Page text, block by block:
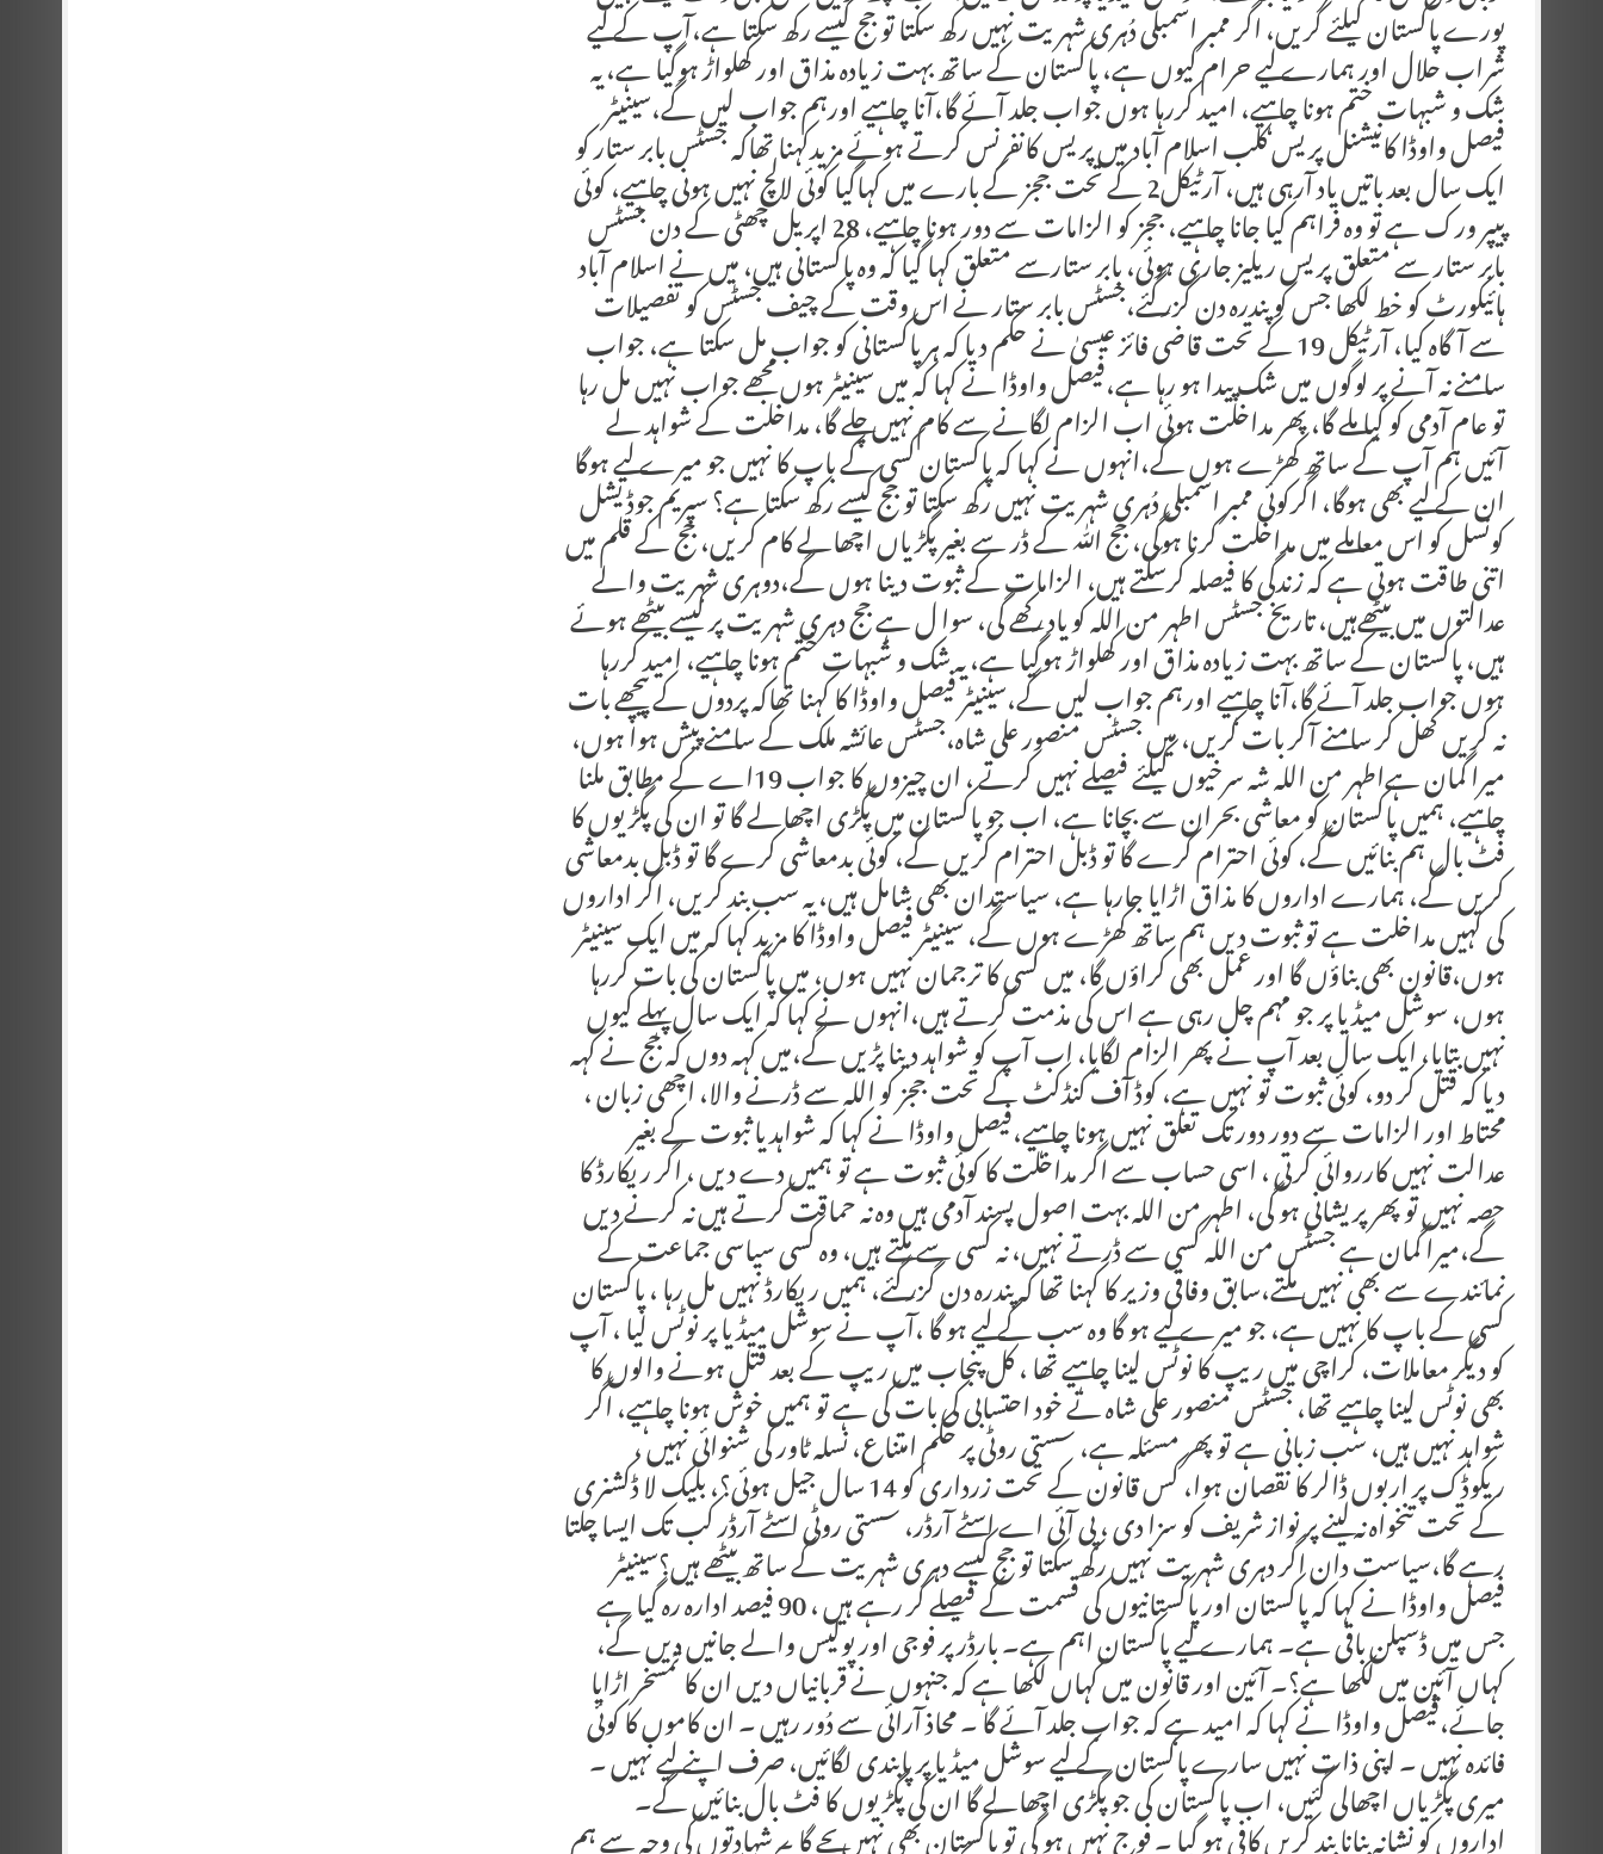
پورے پاکستان کیلئے کریں، اگر ممبر اسمبلی دُہری شہریت نہیں رکھ سکتا تو جج کیسے رکھ سکتا ہے،آپ کے لیے
شراب حلال اور ہمارے لیے حرام کیوں ہے، پاکستان کے ساتھ بہت زیادہ مذاق اور کھلواڑ ہوگیا ہے، یہ
شک و شبہات ختم ہونا چاہیے، امید کررہا ہوں جواب جلد آئے گا،آنا چاہیے اورہم جواب لیں گے،سینیٹر
فیصل واوڈا کانیشنل پریس کلب اسلام آباد میں پریس کانفرنس کرتے ہوئے مزیدکہنا تھاکہ جسٹس بابر ستار کو
ایک سال بعد باتیں یاد آرہی ہیں، آرٹیکل2 کے تحت ججز کے بارے میں کہاگیا کوئی لالچ نہیں ہونی چاہیے، کوئی
پیپر ورک ہے تو وہ فراہم کیا جانا چاہیے، ججز کو الزامات سے دور ہونا چاہیے، 28 اپریل چھٹی کے دن جسٹس
بابر ستار سے متعلق پریس ریلیز جاری ہوئی، بابر ستارسے متعلق کہا گیا کہ وہ پاکستانی ہیں، میں نے اسلام آباد
ہائیکورٹ کو خط لکھا جس کو پندرہ دن گزر گئے،جسٹس بابر ستار نے اس وقت کے چیف جسٹس کو تفصیلات
سے آگاہ کیا، آرٹیکل 19 کے تحت قاضی فائز عیسیٰ نے حکم دیا کہ ہر پاکستانی کو جواب مل سکتا ہے، جواب
سامنے نہ آنے پر لوگوں میں شک پیدا ہو رہا ہے،فیصل واوڈا نے کہا کہ میں سینیٹر ہوں مجھے جواب نہیں مل رہا
تو عام آدمی کو کیا ملے گا، پھر مداخلت ہوئی اب الزام لگانے سے کام نہیں چلے گا، مداخلت کے شواہد لے
آئیں ہم آپ کے ساتھ کھڑے ہوں گے،انہوں نے کہا کہ پاکستان کسی کے باپ کا نہیں جو میرے لیے ہوگا
ان کے لیے بھی ہوگا، اگرکوئی ممبر اسمبلی دُہری شہریت نہیں رکھ سکتا تو جج کیسے رکھ سکتا ہے؟ سپریم جوڈیشل
کونسل کو اس معاملے میں مداخلت کرنا ہوگی، جج اللّٰہ کے ڈر سے بغیر پگڑیاں اچھالے کام کریں، جج کے قلم میں
اتنی طاقت ہوتی ہے کہ زندگی کا فیصلہ کرسکتے ہیں، الزامات کے ثبوت دینا ہوں گے،دوہری شہریت والے
عدالتوں میں بیٹھےہیں، تاریخ جسٹس اطہر من اللہ کو یاد رکھے گی، سوا ل ہے جج دہری شہریت پر کیسے بیٹھے ہوئے
ہیں، پاکستان کے ساتھ بہت زیادہ مذاق اور کھلواڑ ہوگیا ہے، یہ شک و شبہات ختم ہونا چاہیے، امید کررہا
ہوں جواب جلد آئے گا،آنا چاہیے اورہم جواب لیں گے،سینیٹر فیصل واوڈا کا کہنا تھاکہ پردوں کے پیچھے بات
نہ کریں کھل کر سامنے آکر بات کریں، میں جسٹس منصور علی شاہ،جسٹس عائشہ ملک کے سامنے پیش ہوا ہوں،
میرا گمان ہےاطہر من اللہ شہ سرخیوں کیلئے فیصلے نہیں کرتے ، ان چیزوں کا جواب 19اے کے مطابق ملنا
چاہیے، ہمیں پاکستان کو معاشی بحران سے بچانا ہے، اب جو پاکستان میں پگڑی اچھالے گا تو ان کی پگڑیوں کا
فٹ بال ہم بنائیں گے، کوئی احترام کرے گا تو ڈبل احترام کریں گے، کوئی بدمعاشی کرے گا تو ڈبل بدمعاشی
کریں گے، ہمارے اداروں کا مذاق اڑایا جارہا ہے، سیاستدان بھی شامل ہیں، یہ سب بند کریں، اگر اداروں
کی کہیں مداخلت ہے تو ثبوت دیں ہم ساتھ کھڑے ہوں گے، سینیٹر فیصل واوڈا کا مزید کہا کہ میں ایک سینیٹر
ہوں،قانون بھی بناؤں گا اور عمل بھی کراؤں گا، میں کسی کا ترجمان نہیں ہوں، میں پاکستان کی بات کررہا
ہوں، سوشل میڈیا پر جو مہم چل رہی ہے اس کی مذمت کرتے ہیں،انہوں نے کہا کہ ایک سال پہلے کیوں
نہیں بتایا، ایک سال بعد آپ نے پھر الزام لگایا، اب آپ کو شواہد دینا پڑیں گے،میں کہہ دوں کہ جج نے کہہ
دیا کہ قتل کر دو، کوئی ثبوت تو نہیں ہے، کوڈ آف کنڈکٹ کے تحت ججز کو اللہ سے ڈرنے والا، اچھی زبان ،
محتاط اور الزامات سے دور دور تک تعلق نہیں ہونا چاہیے،فیصل واوڈا نے کہا کہ شواہد یا ثبوت کے بغیر
عدالت نہیں کارروائی کرتی ، اسی حساب سے اگر مداخلت کا کوئی ثبوت ہے تو ہمیں دے دیں ، اگر ریکارڈ کا
حصہ نہیں تو پھر پریشانی ہو گی، اطہر من اللہ بہت اصول پسند آدمی ہیں وہ نہ حماقت کرتے ہیں نہ کرنے دیں
گے،میرا گمان ہے جسٹس من اللہ کسی سے ڈرتے نہیں، نہ کسی سے ملتے ہیں، وہ کسی سیاسی جماعت کے
نمائندے سے بھی نہیں ملتے،سابق وفاقی وزیر کا کہنا تھا کہ پندرہ دن گزر گئے، ہمیں ریکارڈ نہیں مل رہا ، پاکستان
کسی کے باپ کا نہیں ہے، جو میرے لیے ہو گا وہ سب کے لیے ہو گا ،آپ نے سوشل میڈیا پر نوٹس لیا ، آپ
کو دیگر معاملات، کراچی میں ریپ کا نوٹس لینا چاہیے تھا ، کل پنجاب میں ریپ کے بعد قتل ہونے والوں کا
بھی نوٹس لینا چاہیے تھا، جسٹس منصور علی شاہ نے خود احتسابی کی بات کی ہے تو ہمیں خوش ہونا چاہیے، اگر
شواہد نہیں ہیں، سب زبانی ہے تو پھر مسئلہ ہے، سستی روٹی پر حکم امتناع، نسلہ ٹاور کی شنوائی نہیں ،
ریکوڈک پر اربوں ڈالر کا نقصان ہوا، کس قانون کے تحت زرداری کو 14 سال جیل ہوئی؟، بلیک لا ڈکشنری
کے تحت تنخواہ نہ لینے پر نواز شریف کو سزا دی ، پی آئی اے اسٹے آرڈر، سستی روٹی اسٹے آرڈر کب تک ایسا چلتا
رہے گا،سیاست دان اگر دہری شہریت نہیں رکھ سکتا تو جج کیسے دہری شہریت کے ساتھ بیٹھے ہیں؟سینیٹر
فیصل واوڈا نے کہا کہ پاکستان اور پاکستانیوں کی قسمت کے فیصلے کر رہے ہیں ، 90 فیصد ادارہ رہ گیا ہے
جس میں ڈسپلن باقی ہے۔ ہمارے لیے پاکستان اہم ہے۔ بارڈر پر فوجی اور پولیس والے جانیں دیں گے،
کہاں آئین میں لکھا ہے؟۔ آئین اور قانون میں کہاں لکھا ہے کہ جنہوں نے قربانیاں دیں ان کا تمسخر اڑایا
جائے،فیصل واوڈا نے کہا کہ امید ہے کہ جواب جلد آئے گا ۔ محاذ آرائی سے دُور رہیں ۔ ان کاموں کا کوئی
فائدہ نہیں ۔ اپنی ذات نہیں سارے پاکستان کے لیے سوشل میڈیا پر پابندی لگائیں، صرف اپنے لیے نہیں ۔
میری پگڑیاں اچھالی گئیں، اب پاکستان کی جو پگڑی اچھالے گا ان کی پگڑیوں کا فٹ بال بنائیں گے۔